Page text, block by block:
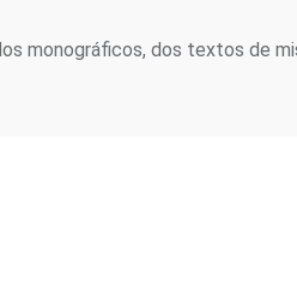
monográficos, dos textos de